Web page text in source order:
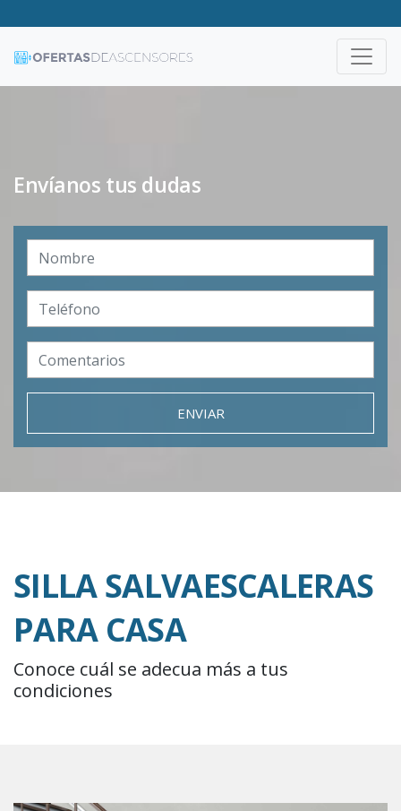
Envíanos tus dudas
ENVIAR
SILLA SALVAESCALERAS
PARA CASA
Conoce cuál se adecua más a tus
condiciones